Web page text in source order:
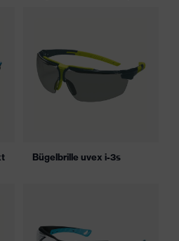
Bügelbrille uvex i-3s